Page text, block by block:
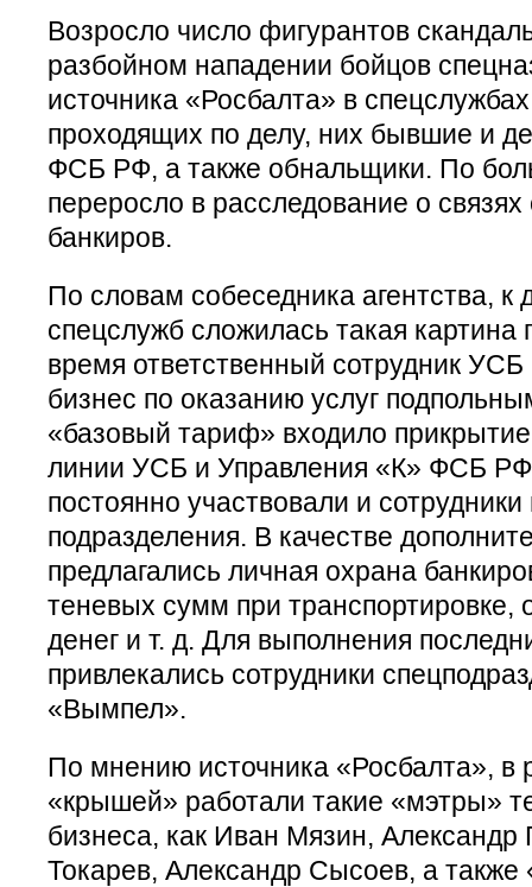
Возросло число фигурантов
разбойном нападении бойцов
источника «Росбалта» в
проходящих по делу, них бывшие и
ФСБ РФ, а также обнальщики. По
переросло в расследование о
банкиров.
По словам собеседника агентства,
спецслужб сложилась такая
время ответственный сотрудник
бизнес по оказанию услуг
«базовый тариф» входило
линии УСБ и Управления «К» ФСБ
постоянно участвовали и сотрудники
подразделения. В качестве
предлагались личная охрана
теневых сумм при транспортировке,
денег и т. д. Для выполнения
привлекались сотрудники
«Вымпел».
По мнению источника «Росбалта», в
«крышей» работали такие «мэтры»
бизнеса, как Иван Мязин, Александр
Токарев, Александр Сысоев, а также